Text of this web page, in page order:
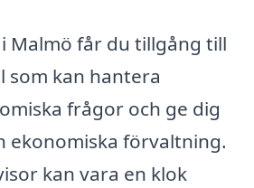
Malmö får du tillgång till
som kan hantera
frågor och ge dig
ekonomiska förvaltning.
kan vara en klok